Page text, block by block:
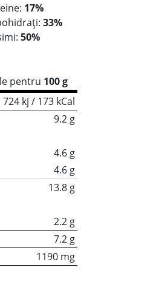
17%
33%
50%
pentru 100 g
724 kj / 173 kCal
9.2 g
4.6 g
4.6 g
13.8 g
2.2 g
7.2 g
1190 mg